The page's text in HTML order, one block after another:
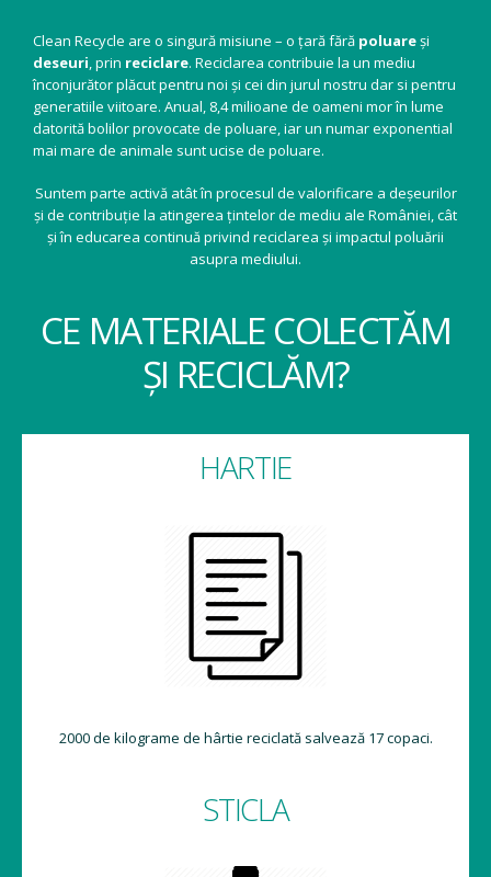
Clean Recycle are o singură misiune – o țară fără poluareși
deseuri, prin reciclare. Reciclarea contribuie la un mediu
înconjurător plăcut pentru noi și cei din jurul nostru dar si pentru
generatiile viitoare. Anual, 8,4 milioane de oameni mor în lume
datorită bolilor provocate de poluare, iar un numar exponential
mai mare de animale sunt ucise de poluare.
Suntem parte activă atât în procesul de valorificare a deșeurilor
și de contribuție la atingerea țintelor de mediu ale României, cât
și în educarea continuă privind reciclarea și impactul poluării
asupra mediului.
CE MATERIALE COLECTĂM
ȘI RECICLĂM?
HARTIE
2000 de kilograme de hârtie reciclată salvează 17 copaci.
STICLA